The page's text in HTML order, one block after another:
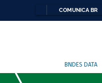
COMUNICA BR
BNDES DATA